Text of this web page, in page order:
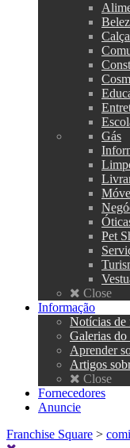
Gás
Pet
Close
Informação
Notícias de
Galerias
Aprender
Artigos
Close
Fornecedores
Anuncie
Franchise Square >